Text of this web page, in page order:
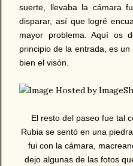
suerte, llevaba la cámara
disparar, así que logré
mayor problema. Aquí os
principio de la entrada, es
bien el visón.
El resto del paseo fue tal
Rubia se sentó en una
fui con la cámara,
dejo algunas de las fotos